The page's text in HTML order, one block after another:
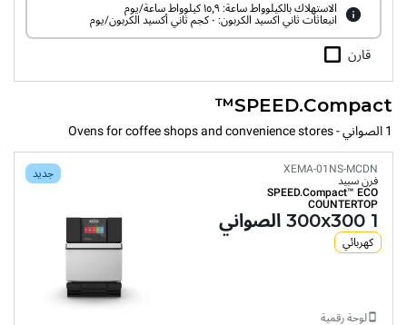
الاستهلاك بالكيلوواط ساعة: ١٥٫٩ كيلوواط ساعة/يوم
انبعاثات ثاني اكسيد الكربون: ٠ كجم ثاني أكسيد الكربون/يوم
قارن
SPEED.Compact™
1 الصواني - Ovens for coffee shops and convenience stores
جديد
XEMA-01NS-MCDN
فرن سبيد
SPEED.Compact™ ECO
COUNTERTOP
1 300x300 الصواني
كهربائي
لوحة رقمية